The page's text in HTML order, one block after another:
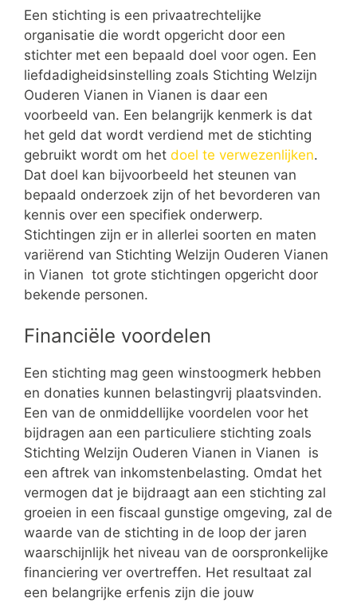
Een stichting is een privaatrechtelijke
organisatie die wordt opgericht door een
stichter met een bepaald doel voor ogen. Een
liefdadigheidsinstelling zoals Stichting Welzijn
Ouderen Vianen in Vianen is daar een
voorbeeld van. Een belangrijk kenmerk is dat
het geld dat wordt verdiend met de stichting
gebruikt wordt om het doel te verwezenlijken.
Dat doel kan bijvoorbeeld het steunen van
bepaald onderzoek zijn of het bevorderen van
kennis over een specifiek onderwerp.
Stichtingen zijn er in allerlei soorten en maten
variërend van Stichting Welzijn Ouderen Vianen
in Vianen tot grote stichtingen opgericht door
bekende personen.
Financiële voordelen
Een stichting mag geen winstoogmerk hebben
en donaties kunnen belastingvrij plaatsvinden.
Een van de onmiddellijke voordelen voor het
bijdragen aan een particuliere stichting zoals
Stichting Welzijn Ouderen Vianen in Vianen is
een aftrek van inkomstenbelasting. Omdat het
vermogen dat je bijdraagt aan een stichting zal
groeien in een fiscaal gunstige omgeving, zal de
waarde van de stichting in de loop der jaren
waarschijnlijk het niveau van de oorspronkelijke
financiering ver overtreffen. Het resultaat zal
een belangrijke erfenis zijn die jouw